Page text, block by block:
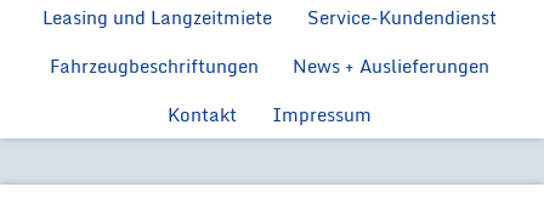
Ford Neuwagen für BOS
Ford
Feuerwehr
Ford Transit MZF
Leasing und Langzeitmiete Service-Kundendienst
Rückrüstung von
Fahrzeugbeschriftungen
News + Auslieferungen
Kontakt
Impressum